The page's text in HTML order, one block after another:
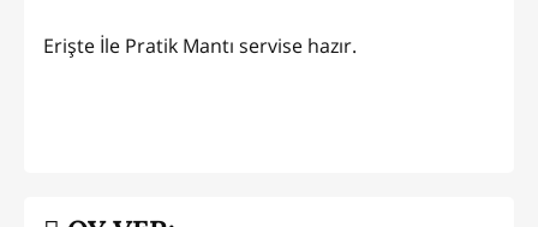
Erişte İle Pratik Mantı servise hazır.